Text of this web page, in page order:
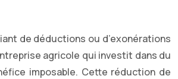
de déductions ou d’exonérations
agricole qui investit dans du
imposable. Cette réduction de